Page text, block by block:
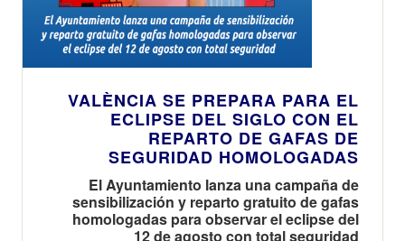
VALÈNCIA SE PREPARA PARA EL
ECLIPSE DEL SIGLO CON EL
REPARTO DE GAFAS DE
SEGURIDAD HOMOLOGADAS
El Ayuntamiento lanza una campaña de
sensibilización y reparto gratuito de gafas
homologadas para observar el eclipse del
12 de agosto con total seguridad